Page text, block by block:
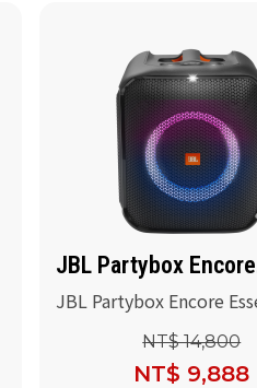
JBL Partybox Encore
Essential
JBL Partybox Encore
攜式派對藍牙喇叭(送JBL
有線麥克風+專用提袋)
NT$ 14,800
NT$ 9,888